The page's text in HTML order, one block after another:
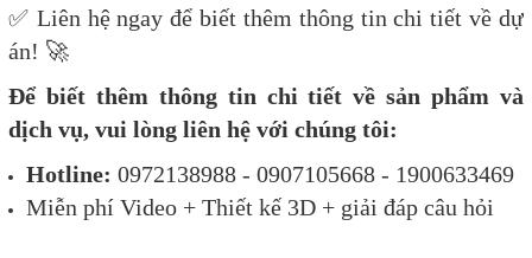
✅ Liên hệ ngay để biết thêm thông tin chi tiết về dự
án! 🚀
Để biết thêm thông tin chi tiết về sản phẩm và
dịch vụ, vui lòng liên hệ với chúng tôi:
Hotline: 0972138988 - 0907105668 - 1900633469
Miễn phí Video + Thiết kế 3D + giải đáp câu hỏi